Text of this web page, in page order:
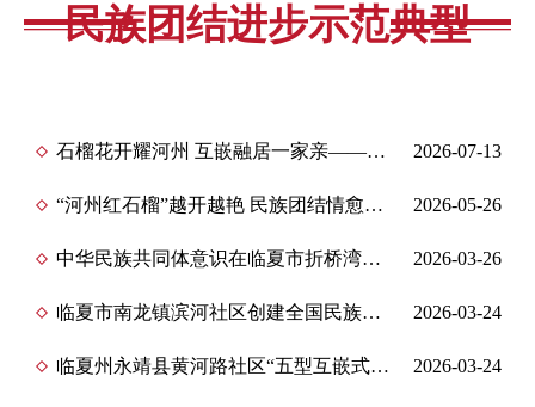
民族团结进步示范典型
石榴花开耀河州 互嵌融居一家亲——临夏州全力打造各民族互嵌式发展样板纪实 2026-07-13
“河州红石榴”越开越艳 民族团结情愈交愈亲——临夏州民族团结进步创建工作纪 2026-05-26
中华民族共同体意识在临夏市折桥湾民俗文化建设中的重要意义 2026-03-26
临夏市南龙镇滨河社区创建全国民族团结进步示范单位工作纪实 2026-03-24
临夏州永靖县黄河路社区“五型互嵌式社区”建设实践探索 2026-03-24